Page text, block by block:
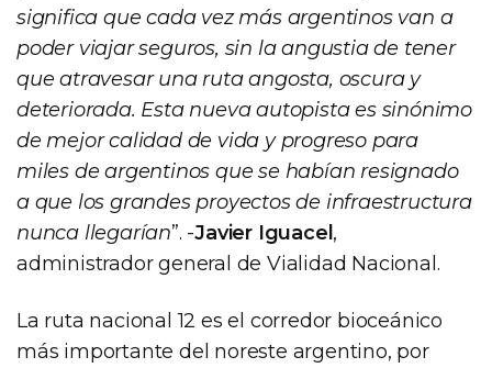
significa que cada vez más argentinos van a
poder viajar seguros, sin la angustia de tener
que atravesar una ruta angosta, oscura y
deteriorada. Esta nueva autopista es sinónimo
de mejor calidad de vida y progreso para
miles de argentinos que se habían resignado
a que los grandes proyectos de infraestructura
nunca llegarían”. -Javier Iguacel ,
administrador general de Vialidad Nacional.
La ruta nacional 12 es el corredor bioceánico
más importante del noreste argentino, por